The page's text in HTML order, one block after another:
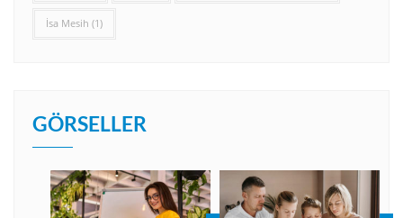
İsa Mesih (1)
GÖRSELLER